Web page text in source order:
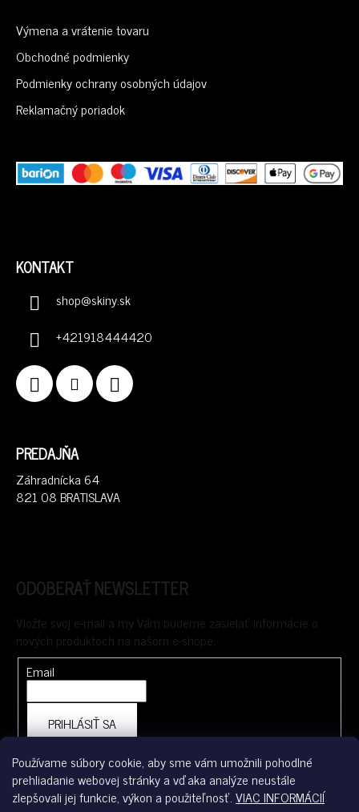
Používame súbory cookie, aby sme vám umožnili pohodlné
prehliadanie webovej stránky a vďaka analýze neustále
zlepšovali jej funkcie, výkon a použiteľnosť.VIAC INFORMÁCIÍ
Výmena a vrátenie tovaru
Obchodné podmienky
Podmienky ochrany osobných údajov
Reklamačný poriadok
KONTAKT
shop@skiny.sk
+421918444420
PREDAJŇA
Záhradnícka 64
821 08 BRATISLAVA
ODOBERAŤ NEWSLETTER
Vložte svoj e-mail a my Vám budeme zasielať informácie o
nových produktoch na našom e-shope.
Email
PRIHLÁSIŤ SA
FACEBOOK